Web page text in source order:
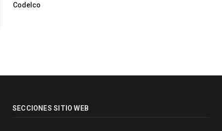
Codelco
SECCIONES SITIO WEB